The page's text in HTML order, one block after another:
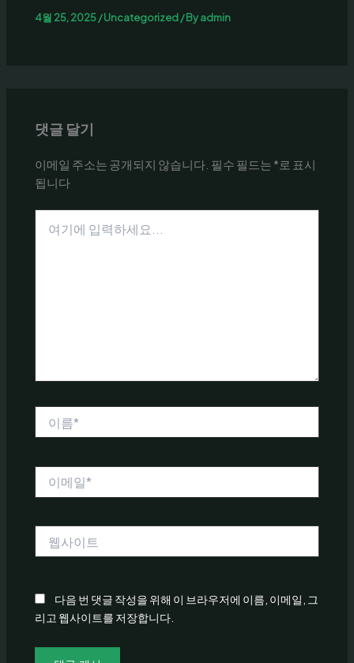
4월 25, 2025/Uncategorized/ Byadmin
댓글 달기
이메일 주소는 공개되지 않습니다. 필수 필드는 *로 표시
됩니다
다음 번 댓글 작성을 위해 이 브라우저에 이름, 이메일, 그
리고 웹사이트를 저장합니다.